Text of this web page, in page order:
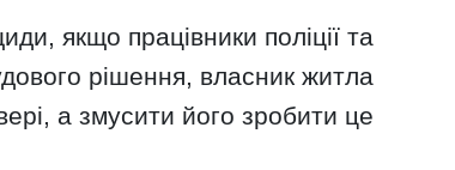
якщо працівники поліції та
рішення, власник житла
а змусити його зробити це